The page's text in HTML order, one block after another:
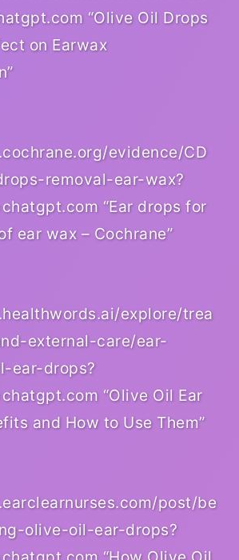
“Olive Oil Drops
on Earwax
evidence/CD
removal-ear-wax?
“Ear drops for
ear wax – Cochrane”
explore/trea
external-care/ear-
ear-drops?
“Olive Oil Ear
and How to Use Them”
post/be
olive-oil-ear-drops?